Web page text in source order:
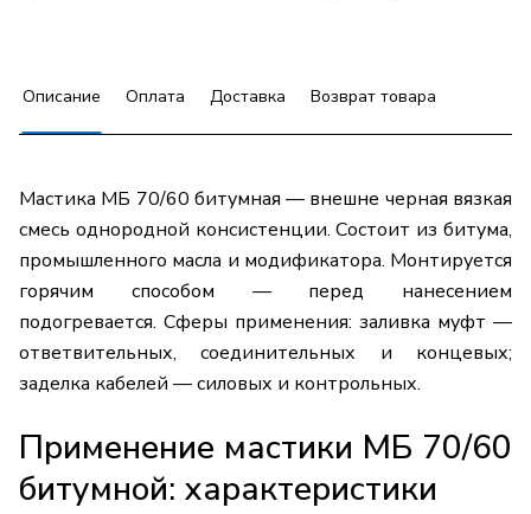
Описание Оплата Доставка Возврат товара
Мастика МБ 70/60 битумная — внешне черная вязкая
смесь однородной консистенции. Состоит из битума,
промышленного масла и модификатора. Монтируется
горячим способом — перед нанесением
подогревается. Сферы применения: заливка муфт —
ответвительных, соединительных и концевых;
заделка кабелей — силовых и контрольных.
Применение мастики МБ 70/60
битумной: характеристики